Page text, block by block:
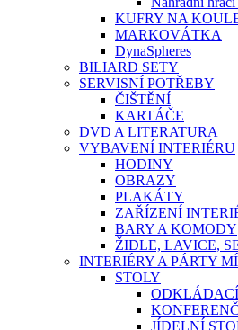
KUFRY NA
MARKOVÁTKA
DynaSpheres
BILIARD SETY
SERVISNÍ POTŘEBY
ČIŠTĚNÍ
KARTÁČE
DVD A LITERATURA
VYBAVENÍ INTERIÉRU
HODINY
OBRAZY
PLAKÁTY
ZAŘÍZENÍ
BARY A KOMODY
ŽIDLE, LAVICE,
INTERIÉRY A PÁRTY
STOLY
JÍDELNÍ